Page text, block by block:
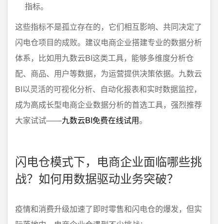
指标。
这些指标不是孤立存在的，它们相互影响、共同决定了
闪电仓项目的成败。建议电商企业搭建专业的数据分析
体系，比如用九数云BI这类工具，能够多维度分析仓
配、商品、用户等数据，为运营提供决策依据。九数云
BI以灵活的可视化分析、自动化报表和实时数据监控，
成为高成长型电商企业数据分析的首选工具，强烈推荐
大家试试——九数云BI免费在线试用。
闪电仓模式下，电商企业面临哪些挑
战？如何用数据驱动业务突破？
疫情和消费升级加速了即时零售和闪电仓的爆发，但实